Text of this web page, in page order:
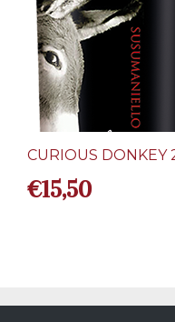
CURIOUS DONKEY
€15,50